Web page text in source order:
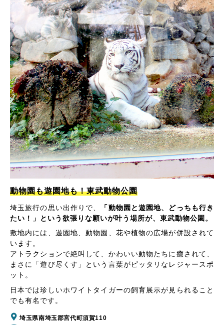
動物園も遊園地も！東武動物公園
埼玉旅行の思い出作りで、
「動物園と遊園地、どっちも行き
たい！」という欲張りな願いが叶う場所が、東武動物公園。
敷地内には、遊園地、動物園、花や植物の広場が併設されて
います。
アトラクションで絶叫して、かわいい動物たちに癒されて、
まさに「遊び尽くす」という言葉がピッタリなレジャースポ
ット。
日本では珍しいホワイトタイガーの飼育展示が見られること
でも有名です。
埼玉県南埼玉郡宮代町須賀110